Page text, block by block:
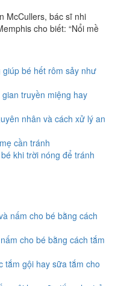
McCullers, bác sĩ nhi
cho biết: “Nổi mề
bé hết rôm sảy như
truyền miệng hay
nhân và cách xử lý an
cần tránh
khi trời nóng để tránh
cho bé bằng cách tắm